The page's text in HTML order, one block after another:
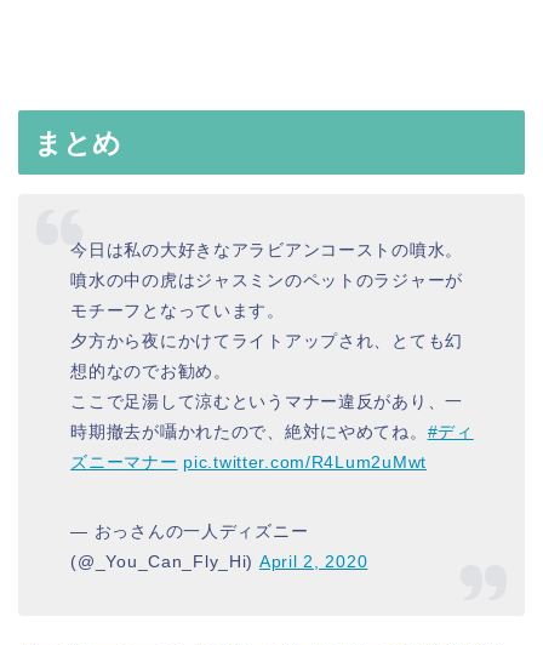
まとめ
今日は私の大好きなアラビアンコーストの噴水。
噴水の中の虎はジャスミンのペットのラジャーが
モチーフとなっています。
夕方から夜にかけてライトアップされ、とても幻
想的なのでお勧め。
ここで足湯して涼むというマナー違反があり、一
時期撤去が囁かれたので、絶対にやめてね。 #ディ
ズニーマナー pic.twitter.com/R4Lum2uMwt
— おっさんの一人ディズニー
(@_You_Can_Fly_Hi) April 2, 2020